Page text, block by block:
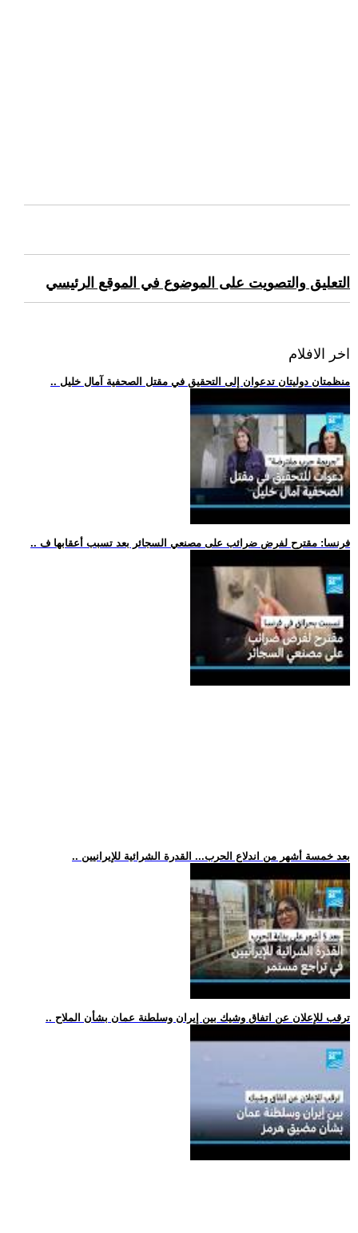
التعليق والتصويت على الموضوع في الموقع الرئيسي
اخر الافلام
.. منظمتان دوليتان تدعوان إلى التحقيق في مقتل الصحفية آمال خليل
.. فرنسا: مقترح لفرض ضرائب على مصنعي السجائر بعد تسبب أعقابها ف
.. بعد خمسة أشهر من اندلاع الحرب... القدرة الشرائية للإيرانيين
.. ترقب للإعلان عن اتفاق وشيك بين إيران وسلطنة عمان بشأن الملاح